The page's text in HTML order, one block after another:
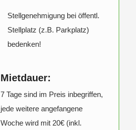
Stellgenehmigung bei öffentl.
Stellplatz (z.B. Parkplatz)
bedenken!
Mietdauer:
7 Tage sind im Preis inbegriffen,
jede weitere angefangene
Woche wird mit 20€ (inkl.